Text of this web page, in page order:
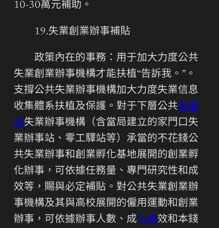
10-30萬元補助。
19.失業創業辦事補貼
政策內在的事務：用于加大力度公共
失業創業辦事機構才能扶植“告訴我。”。
支撐公共失業辦事機構加大力度失業信息
收集體系扶植及保護。對于下層公共包養
網失業辦事機構（含當局建立的家門口失
業辦事站、零工驛站等）承當的不花錢公
共失業辦事和創業孵化基地展開的創業孵
化辦事，可依據任務量、專門研究性和成
效等，賜與必定補貼。對公共失業創業辦
事機構及其與高校展開的僱用運動和創業
辦事，可依據辦事人數、成包養效和本錢